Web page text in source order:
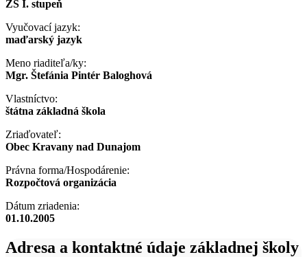
ZŠ I. stupeň
Vyučovací jazyk:
maďarský jazyk
Meno riaditeľa/ky:
Mgr. Štefánia Pintér Baloghová
Vlastníctvo:
štátna základná škola
Zriaďovateľ:
Obec Kravany nad Dunajom
Právna forma/Hospodárenie:
Rozpočtová organizácia
Dátum zriadenia:
01.10.2005
Adresa a kontaktné údaje základnej školy